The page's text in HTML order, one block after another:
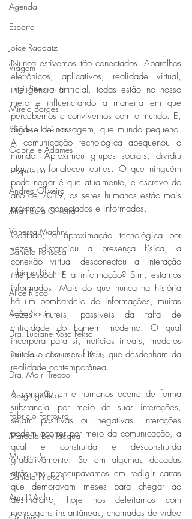
Agenda
Esporte
Joice Raddatz
Viagem
Luigi Bitencourt
Miréia Borges
Saúde e Estética
Gabrielle Adames
luis-pissaia
Andrea Oliveira
Ana Paula Oliveira
Vanessa Machry
Daniela Fonseca
Fabiano Biazon
Alice Ricco
Ação Social
Dra. Luciane Rosa Feksa
Dra. Tássia Tremea de Deus
Dra. Mairi Trecco
Design gráfico
Fabrício Fontoura
Marcelo Bevilacqua
Mundo Pet
Daniela Prietsch
Ana D'Avila
Nunca estivemos tão conectados! Aparelhos
eletrônicos, aplicativos, realidade virtual,
inteligência artificial, todas estão no nosso
meio e influenciando a maneira em que
percebemos e convivemos com o mundo. E,
diga-se de passagem, que mundo pequeno.
A comunicação tecnológica apequenou o
mundo. Aproximou grupos sociais, dividiu
alguns e fortaleceu outros. O que ninguém
pode negar é que atualmente, e escrevo do
ano de 2019, os seres humanos estão mais
próximos, conectados e informados.
Contudo, a aproximação tecnológica por
vezes distanciou a presença física, a
conexão virtual desconectou a interação
interpessoal. E a informação? Sim, estamos
informados! Mais do que nunca na história
há um bombardeio de informações, muitas
vezes inúteis, passiveis da falta de
criticidade do homem moderno. O qual
incorpora para si, notícias irreais, modelos
inúteis e costumes fúteis, que desdenham da
realidade contemporânea.
A conexão entre humanos ocorre de forma
substancial por meio de suas interações,
sejam positivas ou negativas. Interações
podem ocorrer por meio da comunicação, a
qual é construída e desconstruída
gradativamente. Se em algumas décadas
atrás nos preocupávamos em redigir cartas
que demoravam meses para chegar ao
destinatário, hoje nos deleitamos com
mensagens instantâneas, chamadas de vídeo